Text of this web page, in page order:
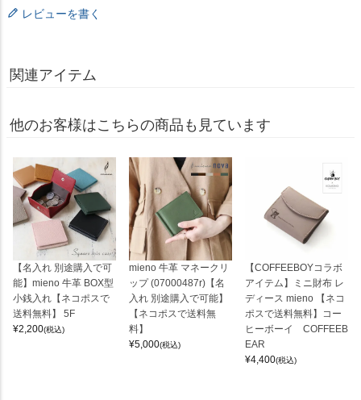
レビューを書く
関連アイテム
他のお客様はこちらの商品も見ています
【名入れ 別途購入で可
能】mieno 牛革 BOX型
小銭入れ【ネコポスで
送料無料】 5F
¥2,200(税込)
mieno 牛革 マネークリ
ップ (07000487r)【名
入れ 別途購入で可能】
【ネコポスで送料無
料】
¥5,000(税込)
【COFFEEBOYコラボ
アイテム】ミニ財布 レ
ディース mieno 【ネコ
ポスで送料無料】コー
ヒーボーイ COFFEEB
EAR
¥4,400(税込)